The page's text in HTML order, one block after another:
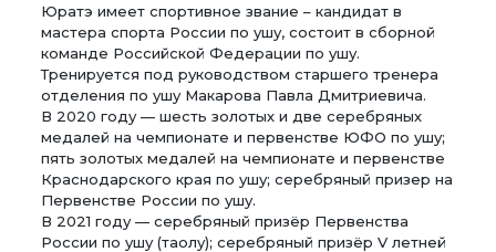
Юратэ имеет спортивное звание – кандидат в
мастера спорта России по ушу, состоит в сборной
команде Российской Федерации по ушу.
Тренируется под руководством старшего тренера
отделения по ушу Макарова Павла Дмитриевича.
В 2020 году — шесть золотых и две серебряных
медалей на чемпионате и первенстве ЮФО по ушу;
пять золотых медалей на чемпионате и первенстве
Краснодарского края по ушу; серебряный призер на
Первенстве России по ушу.
В 2021 году — серебряный призёр Первенства
России по ушу (таолу); серебряный призёр V летней